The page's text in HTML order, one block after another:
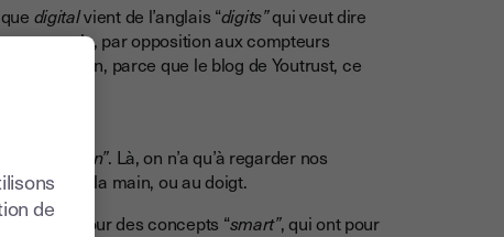
digitalvient de l’anglais “digits”qui veut dire
exemple, par opposition aux compteurs
aide en rien, parce que le blog de Youtrust, ce
à la main”. Là, on n’a qu’à regarder nos
donc à la main, ou au doigt.
autour des concepts “smart”, qui ont pour
de